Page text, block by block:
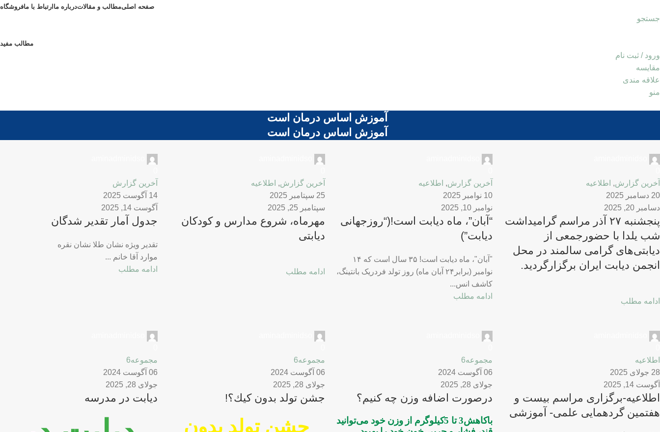
صفحه اصلیمطالب و مقالاتدرباره ما ارتباط با مافروشگاه
جستجو
مطالب مفید
ورود / ثبت نام
مقايسه
علاقه مندی
منو
آموزش اساس درمان است
آموزش اساس درمان است
آخرین گزارش, اطلاعیه
20 دسامبر 2025
دسامبر 20, 2025
پنجشنبه ۲۷ آذر مراسم گرامیداشت
شب یلدا با حضورجمعی از
دیابتی‌های گرامی سالمند در محل
انجمن ديابت ايران برگزارگردید.
ادامه مطلب
آخرین گزارش, اطلاعیه
10 نوامبر 2025
نوامبر 10, 2025
“آبان”، ماه ديابت است!(“روزجهانی
دیابت”)
"آبان"، ماه ديابت است! ۳۵ سال است که ۱۴
نوامبر (برابر۲۴ آبان ماه) روز تولد فردریک بانتینگ،
کاشف انس...
ادامه مطلب
آخرین گزارش, اطلاعیه
25 سپتامبر 2025
سپتامبر 25, 2025
مهرماه، شروع مدارس و کودکان
دیابتی
ادامه مطلب
آخرین گزارش
14 آگوست 2025
آگوست 14, 2025
جدول آمار تقدیر شدگان
تقدیر ویژه نشان طلا نشان نقره
موارد آقا خانم ...
ادامه مطلب
اطلاعیه
28 جولای 2025
آگوست 14, 2025
اطلاعیه-برگزاری مراسم بیست و
هفتمین گردهمایی علمی- آموزشی
مجموعه6
06 آگوست 2024
جولای 28, 2025
درصورت اضافه وزن چه کنیم؟
باکاهش3 تا 5کیلوگرم از وزن خود می
توانید
مجموعه6
06 آگوست 2024
جولای 28, 2025
جشن تولد بدون كيك؟!
جشن تولد بدون
مجموعه6
06 آگوست 2024
جولای 28, 2025
دیابت در مدرسه